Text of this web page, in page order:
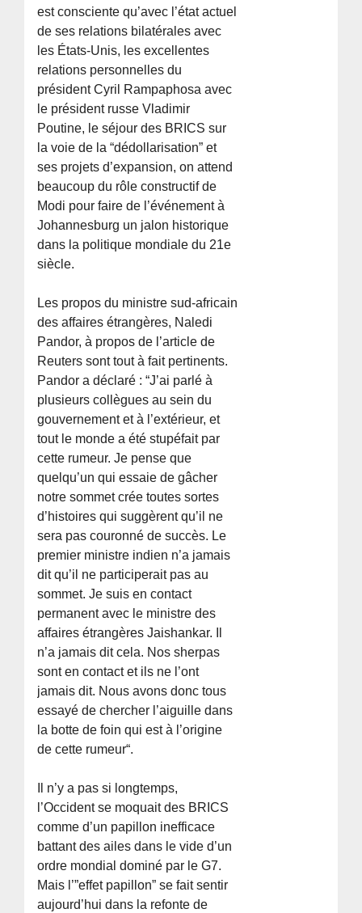
est consciente qu’avec l’état actuel
de ses relations bilatérales avec
les États-Unis, les excellentes
relations personnelles du
président Cyril Rampaphosa avec
le président russe Vladimir
Poutine, le séjour des BRICS sur
la voie de la “dédollarisation” et
ses projets d’expansion, on attend
beaucoup du rôle constructif de
Modi pour faire de l’événement à
Johannesburg un jalon historique
dans la politique mondiale du 21e
siècle.
Les propos du ministre sud-africain
des affaires étrangères, Naledi
Pandor, à propos de l’article de
Reuters sont tout à fait pertinents.
Pandor a déclaré : “J’ai parlé à
plusieurs collègues au sein du
gouvernement et à l’extérieur, et
tout le monde a été stupéfait par
cette rumeur. Je pense que
quelqu’un qui essaie de gâcher
notre sommet crée toutes sortes
d’histoires qui suggèrent qu’il ne
sera pas couronné de succès. Le
premier ministre indien n’a jamais
dit qu’il ne participerait pas au
sommet. Je suis en contact
permanent avec le ministre des
affaires étrangères Jaishankar. Il
n’a jamais dit cela. Nos sherpas
sont en contact et ils ne l’ont
jamais dit. Nous avons donc tous
essayé de chercher l’aiguille dans
la botte de foin qui est à l’origine
de cette rumeur“.
Il n’y a pas si longtemps,
l’Occident se moquait des BRICS
comme d’un papillon inefficace
battant des ailes dans le vide d’un
ordre mondial dominé par le G7.
Mais l’”effet papillon” se fait sentir
aujourd’hui dans la refonte de